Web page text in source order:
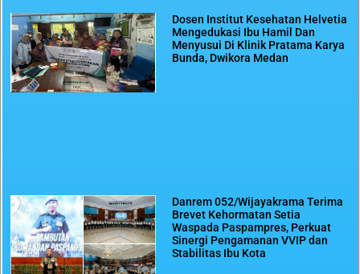
Dosen Institut Kesehatan Helvetia
Mengedukasi Ibu Hamil Dan
Menyusui Di Klinik Pratama Karya
Bunda, Dwikora Medan
Danrem 052/Wijayakrama Terima
Brevet Kehormatan Setia
Waspada Paspampres, Perkuat
Sinergi Pengamanan VVIP dan
Stabilitas Ibu Kota